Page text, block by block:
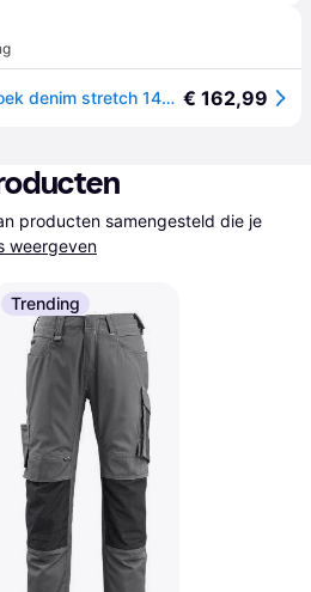
Blåkläder service werkbroek denim stretch 14591142 | zwart | maat 54 - 7330509486146 € 162,99
producten samengesteld die je
weergeven
Trending